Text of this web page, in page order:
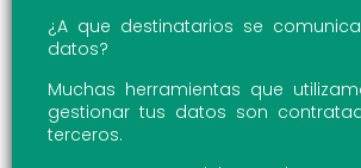
¿A que destinatarios se
datos?
Muchas herramientas que
gestionar tus datos son
terceros.